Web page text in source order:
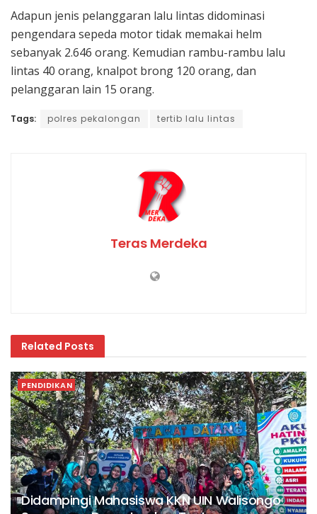
Adapun jenis pelanggaran lalu lintas didominasi
pengendara sepeda motor tidak memakai helm
sebanyak 2.646 orang. Kemudian rambu-rambu lalu
lintas 40 orang, knalpot brong 120 orang, dan
pelanggaran lain 15 orang.
Tags: polres pekalongan tertib lalu lintas
Teras Merdeka
Related Posts
PENDIDIKAN
Didampingi Mahasiswa KKN UIN Walisongo